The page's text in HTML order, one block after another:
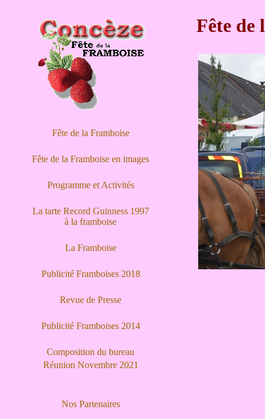
Fête de la Framboise
Fête de la Framboise en images
Programme et Activités
La tarte Record Guinness 1997
à la framboise
La Framboise
Publicité Framboises 2018
Revue de Presse
Publicité Framboises 2014
Composition du bureau
Réunion Novembre 2021
Nos Partenaires
Fête de